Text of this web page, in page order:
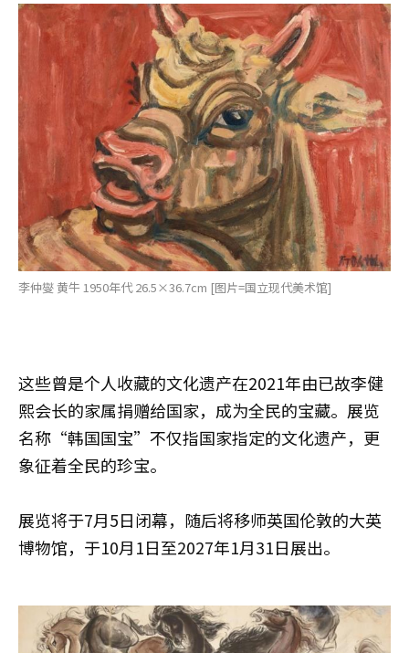
李仲燮 黄牛 1950年代 26.5×36.7cm [图片=国立现代美术馆]
这些曾是个人收藏的文化遗产在2021年由已故李健
熙会长的家属捐赠给国家，成为全民的宝藏。展览
名称“韩国国宝”不仅指国家指定的文化遗产，更
象征着全民的珍宝。
展览将于7月5日闭幕，随后将移师英国伦敦的大英
博物馆，于10月1日至2027年1月31日展出。